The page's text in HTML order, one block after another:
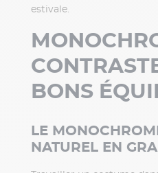
estivale.
BONS
LE
NATUREL EN